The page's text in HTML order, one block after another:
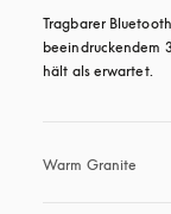
Tragbarer
beeindruckendem
hält als erwartet.
Warm Granite